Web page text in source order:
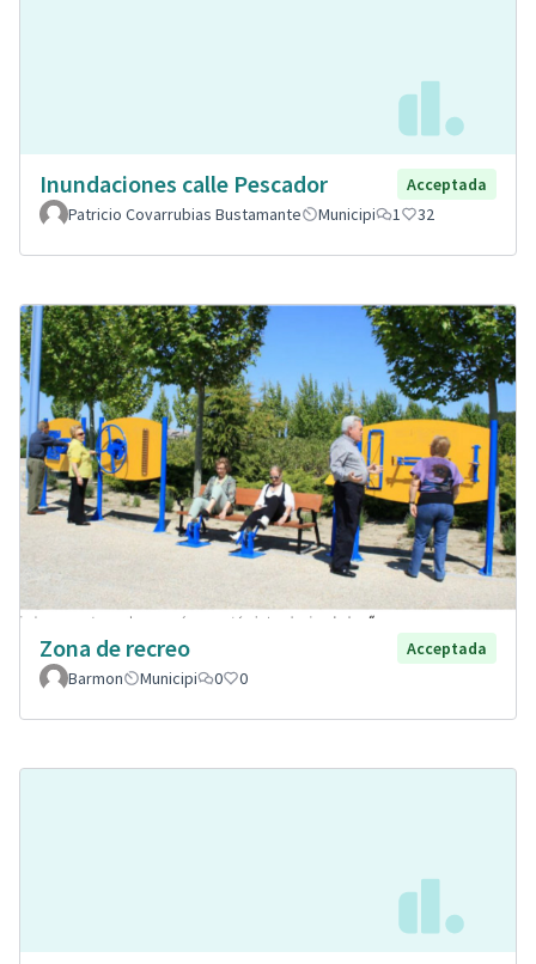
Inundaciones calle Pescador
Acceptada
Patricio Covarrubias Bustamante
Municipi 1 32
Zona de recreo
Acceptada
Barmon
Municipi 0 0